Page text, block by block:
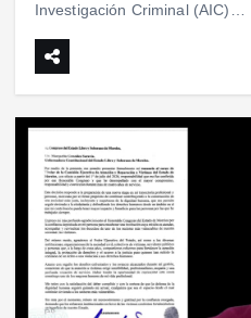
Investigación Criminal (AIC)…